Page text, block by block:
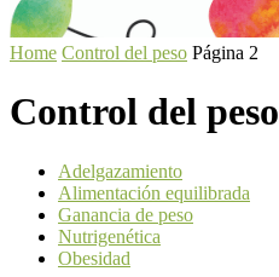
Home Control del peso Página 2
Control del peso
Adelgazamiento
Alimentación equilibrada
Ganancia de peso
Nutrigenética
Obesidad